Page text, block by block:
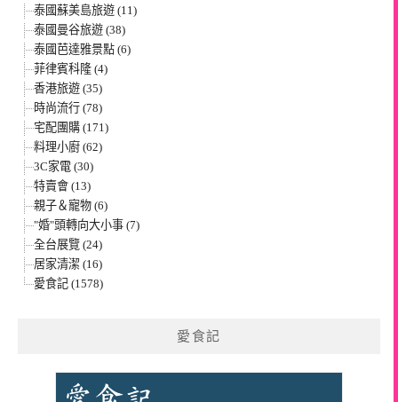
泰國蘇美島旅遊 (11)
泰國曼谷旅遊 (38)
泰國芭達雅景點 (6)
菲律賓科隆 (4)
香港旅遊 (35)
時尚流行 (78)
宅配團購 (171)
料理小廚 (62)
3C家電 (30)
特賣會 (13)
親子＆寵物 (6)
"婚"頭轉向大小事 (7)
全台展覽 (24)
居家清潔 (16)
愛食記 (1578)
愛食記